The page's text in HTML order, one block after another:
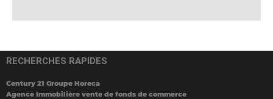
RECHERCHES RAPIDES
Century 21 Groupe Horeca
Agence Immobilière vente de fonds de commerce